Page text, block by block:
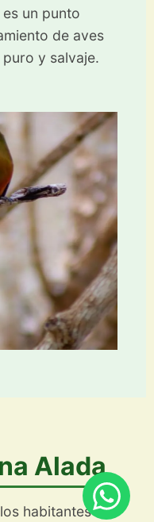
un punto
de aves
y salvaje.
Alada
habitantes de